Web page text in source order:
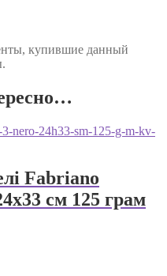
купившие данный
Fabriano
см 125 грам